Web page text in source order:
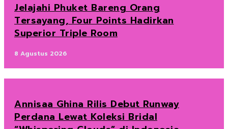
Jelajahi Phuket Bareng Orang
Tersayang, Four Points Hadirkan
Superior Triple Room
8 Agustus 2026
Annisaa Ghina Rilis Debut Runway
Perdana Lewat Koleksi Bridal